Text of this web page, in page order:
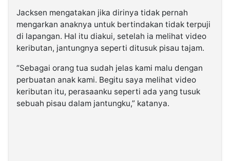
Jacksen mengatakan jika dirinya tidak pernah
mengarkan anaknya untuk bertindakan tidak terpuji
di lapangan. Hal itu diakui, setelah ia melihat video
keributan, jantungnya seperti ditusuk pisau tajam.
“Sebagai orang tua sudah jelas kami malu dengan
perbuatan anak kami. Begitu saya melihat video
keributan itu, perasaanku seperti ada yang tusuk
sebuah pisau dalam jantungku,” katanya.